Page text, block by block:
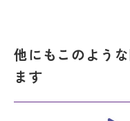
他にもこのよう
ます